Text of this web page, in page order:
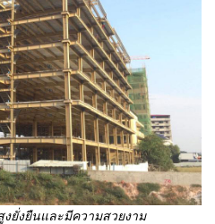
งยั่งยืนและมีความสวยงาม